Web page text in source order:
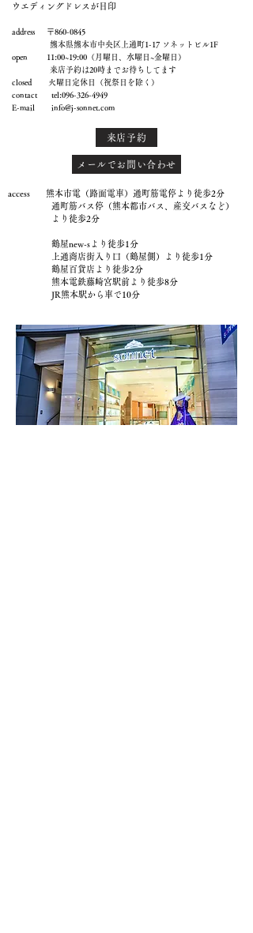
ウエディングドレスが目印
address 〒860-0845
熊本県熊本市中央区上通町1-17 ソネットビル1F
open 11:00~19:00（月曜日、水曜日~金曜日）
来店予約は20時までお待ちしてます
closed 火曜日定休日（祝祭日を除く）
contact tel:096-326-4949
E-mail info@j-sonnet.com
来店予約
メールでお問い合わせ
access 熊本市電（路面電車）通町筋電停より徒歩2分
通町筋バス停（熊本都市バス、産交バスなど）
より徒歩2分
鶴屋new-sより徒歩1分
上通商店街入り口（鶴屋側）より徒歩1分
鶴屋百貨店より徒歩2分
熊本電鉄藤崎宮駅前より徒歩8分
JR熊本駅から車で10分